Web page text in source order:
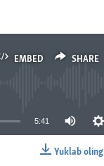
EMBED SHARE
5:41
Yuklab oling